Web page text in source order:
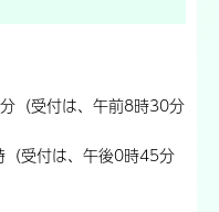
（受付は、午前8時30分
受付は、午後0時45分